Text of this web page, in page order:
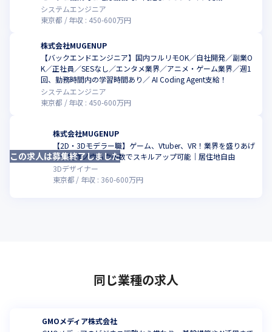
システムエンジニア
東京都
年収 : 450-600万円
株式会社MUGENUP
【バックエンドエンジニア】国内フルリモOK／自社開発／副業O
K／正社員／SESなし／エンタメ業界／アニメ・ゲーム業界／週1
回、勤務時間内の学習時間あり／ AI Coding Agent支給！
システムエンジニア
東京都
年収 : 450-600万円
株式会社MUGENUP
【2D・3Dモデラー職】ゲーム、Vtuber、VR！業界を盛りあげ
る◎制作ノウハウ多数でスキルアップ可能｜居住地自由
3Dデザイナー
東京都
年収 : 360-600万円
この求人は募集終了しました
同じ業種の求人
GMOメディア株式会社